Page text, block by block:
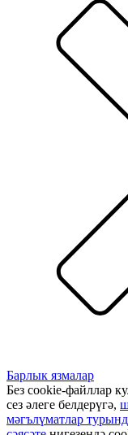
Барлык язмалар
Без cookie-файллар
сез әлеге белдерүгә,
мәгълүматлар